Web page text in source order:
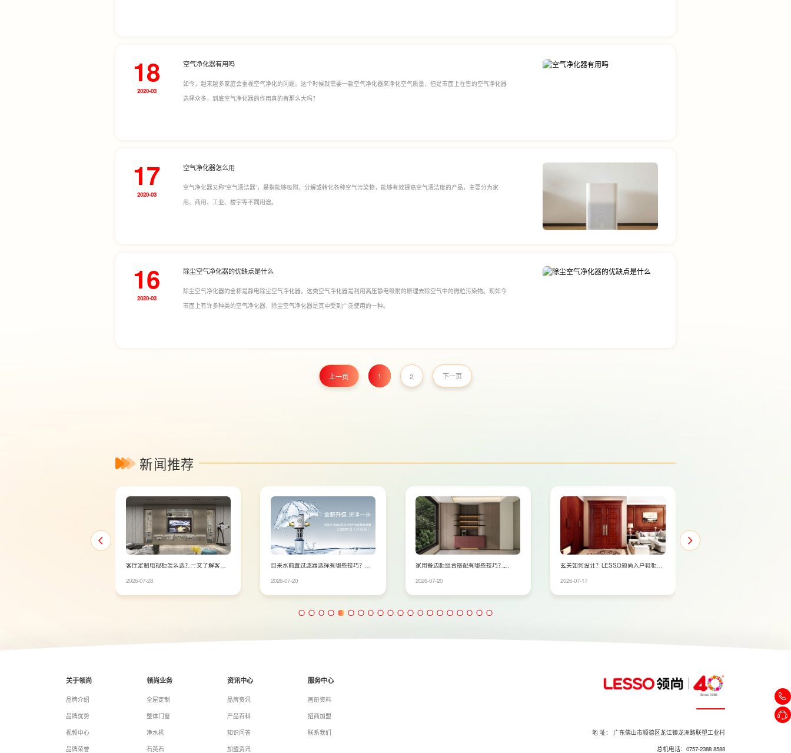
18
2020-03
空气净化器有用吗
如今，越来越多家庭会重视空气净化的问题。这个时候就需要一款空气净化器来净化空气质量，但是市面上在售的空气净化器
选择众多，到底空气净化器的作用真的有那么大吗？
17
2020-03
空气净化器怎么用
空气净化器又称“空气清洁器”，是指能够吸附、分解或转化各种空气污染物，能够有效提高空气清洁度的产品，主要分为家
用、商用、工业、楼宇等不同用途。
16
2020-03
除尘空气净化器的优缺点是什么
除尘空气净化器的全称是静电除尘空气净化器。这类空气净化器是利用高压静电吸附的原理去除空气中的微粒污染物。现如今
市面上有许多种类的空气净化器，除尘空气净化器是其中受到广泛使用的一种。
上一页 1 2 下一页
新闻推荐
自来水前置过滤器选择有哪些技巧？
LESSO领尚提供一站式净水方案
2026-07-20
家用餐边柜组合搭配有哪些技巧？
LESSO领尚教你打造高效收纳空间
2026-07-20
玄关如何设计？LESSO领尚入户鞋柜衣
柜一体设计解决收纳难题
2026-07-17
家庭台式直饮机有哪些优势？LESSO领
尚带你了解家用饮水升级方案
2026-07-17
关于领尚
品牌介绍
品牌优势
视频中心
品牌荣誉
领尚业务
全屋定制
整体门窗
净水机
石英石
资讯中心
品牌资讯
产品百科
知识问答
加盟资讯
服务中心
画册资料
招商加盟
联系我们
地 址： 广东佛山市顺德区龙江镇龙洲路联塑工业村
总机电话：0757-2388 8588